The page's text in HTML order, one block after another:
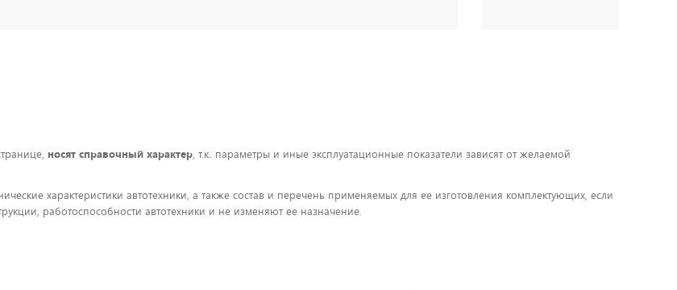
носят справочный характер, т.к. параметры и иные эксплуатационные показатели зависят от желаемой
характеристики автотехники, а также состав и перечень применяемых для ее изготовления комплектующих, если
работоспособности автотехники и не изменяют ее назначение.